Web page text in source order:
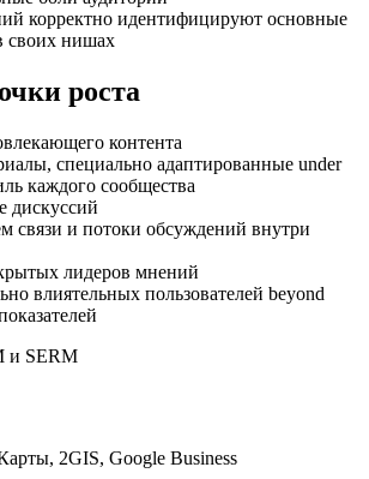
корректно идентифицируют основные
своих нишах
роста
контента
специально адаптированные under
каждого сообщества
дискуссий
связи и потоки обсуждений внутри
лидеров мнений
влиятельных пользователей beyond
и SERM
2GIS, Google Business